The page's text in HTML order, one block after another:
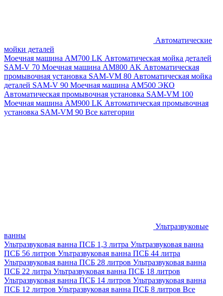
Автоматические
мойки деталей
Моечная машина AM700 LK Автоматическая мойка деталей
SAM-V 70 Моечная машина АМ800 AK Автоматическая
промывочная установка SAM-VM 80 Автоматическая мойка
деталей SAM-V 90 Моечная машина АМ500 ЭКО
Автоматическая промывочная установка SAM-VM 100
Моечная машина AM900 LK Автоматическая промывочная
установка SAM-VM 90 Все категории
Ультразвуковые
ванны
Ультразвуковая ванна ПСБ 1,3 литра Ультразвуковая ванна
ПСБ 56 литров Ультразвуковая ванна ПСБ 44 литра
Ультразвуковая ванна ПСБ 28 литров Ультразвуковая ванна
ПСБ 22 литра Ультразвуковая ванна ПСБ 18 литров
Ультразвуковая ванна ПСБ 14 литров Ультразвуковая ванна
ПСБ 12 литров Ультразвуковая ванна ПСБ 8 литров Все